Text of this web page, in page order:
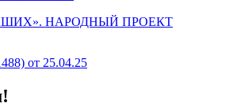
НАРОДНЫЙ ПРОЕКТ
от 25.04.25